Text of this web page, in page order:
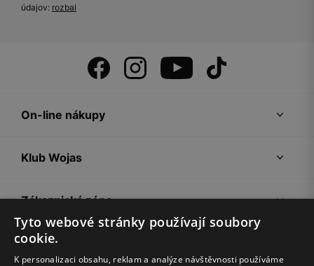
údajov: rozbal
On-line nákupy
Klub Wojas
Zákaznická zóna
Společnost Wojas
Tyto webové stránky používají soubory
cookie.
K personalizaci obsahu, reklam a analýze návštěvnosti používáme